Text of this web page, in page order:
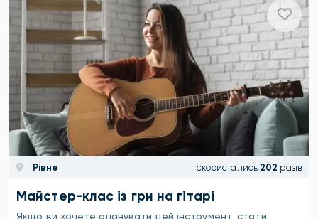
Рівне скористались 202 разів
Майстер-клас із гри на гітарі
Якщо ви хочете опанувати цей інструмент, стати